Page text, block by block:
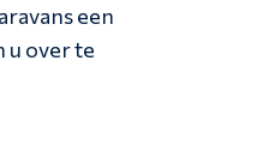
een
u over te